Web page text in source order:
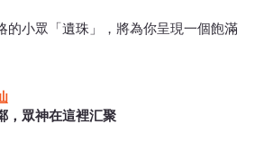
的小眾「遺珠」，將為你呈現一個飽滿
，眾神在這裡汇聚